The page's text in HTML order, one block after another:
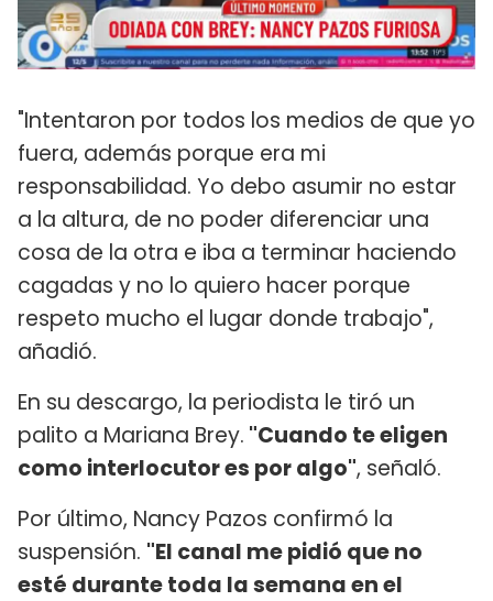
"Intentaron por todos los medios de que yo
fuera, además porque era mi
responsabilidad. Yo debo asumir no estar
a la altura, de no poder diferenciar una
cosa de la otra e iba a terminar haciendo
cagadas y no lo quiero hacer porque
respeto mucho el lugar donde trabajo",
añadió.
En su descargo, la periodista le tiró un
palito a Mariana Brey. "Cuando te eligen
como interlocutor es por algo", señaló.
Por último, Nancy Pazos confirmó la
suspensión. "El canal me pidió que no
esté durante toda la semana en el